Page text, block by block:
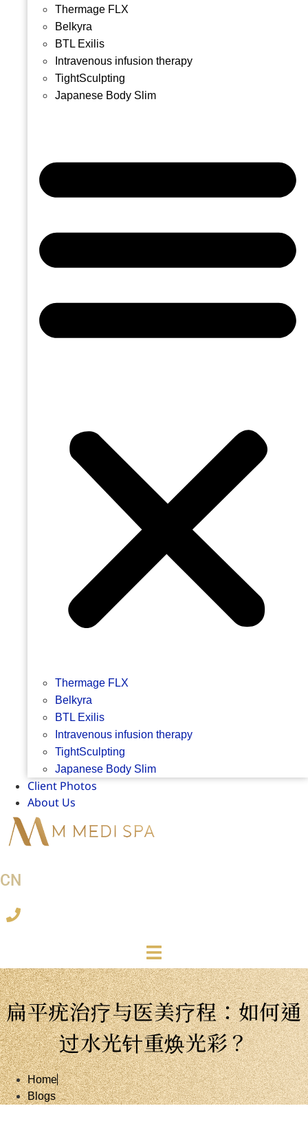
Thermage FLX
Belkyra
BTL Exilis
Intravenous infusion therapy
TightSculpting
Japanese Body Slim
Thermage FLX
Belkyra
BTL Exilis
Intravenous infusion therapy
TightSculpting
Japanese Body Slim
Client Photos
About Us
CN
扁平疣治疗与医美疗程：如何通
过水光针重焕光彩？
Home
Blogs